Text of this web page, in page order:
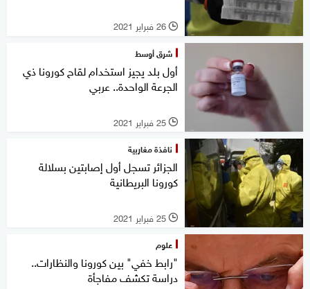
l 26 فبراير 2021
شرق أوسط
أول بلد يجيز استخدام لقاح كورونا ذي
الجرعة الواحدة.. عربي
l 25 فبراير 2021
نافذة مغاربية
الجزائر تسجل أول إصابتين بسلالة
كورونا البريطانية
l 25 فبراير 2021
علوم
"رابط خفي" بين كورونا والنظارات..
دراسة تكشف مفاجأة